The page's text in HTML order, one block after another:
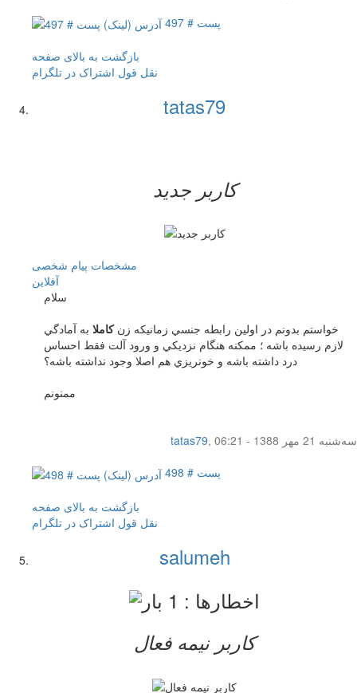
پست # 497
بازگشت به بالای صفحه
نقل قول اشتراک در تلگرام
tatas79
کاربر جدید
مشخصات پیام شخصی
آفلاين
سلام
خواستم بدونم در اولين رابطه جنسي زمانيكه زنكاملا به آمادگي
لازم رسيده باشه ؛ ممكنه هنگام نزديكي و ورود آلت فقط احساس
درد داشته باشه و خونريزي هم اصلا وجود نداشته باشه؟
ممنونم
tatas79,
سه‌شنبه 21 مهر 1388 - 06:21
پست # 498
بازگشت به بالای صفحه
نقل قول اشتراک در تلگرام
salumeh
کاربر نيمه فعال